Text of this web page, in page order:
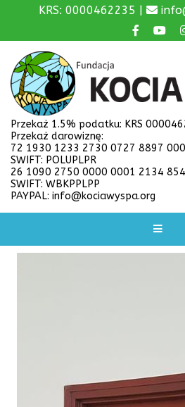
KRS: 0000462235 |
Przekaż 1.5% podatku: KRS
Przekaż darowiznę:
72 1930 1233 2730 0727 8897
SWIFT: POLUPLPR
26 1090 2750 0000 0001 2134
SWIFT: WBKPPLPP
PAYPAL: info@kociawyspa.org